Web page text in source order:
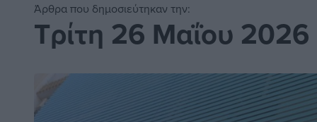
Άρθρα που δημοσιεύτηκαν την:
Τρίτη 26 Μαΐου 2026